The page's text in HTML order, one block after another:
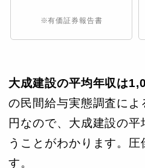
※有価証券報告書
大成建設の平均年収は
の民間給与実態調査に
円なので、大成建設の
うことがわかります。
す。